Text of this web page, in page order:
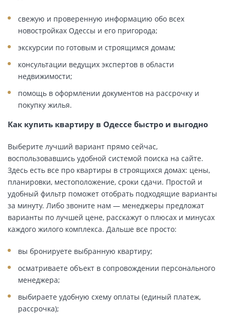
свежую и проверенную информацию обо всех
новостройках Одессы и его пригорода;
экскурсии по готовым и строящимся домам;
консультации ведущих экспертов в области
недвижимости;
помощь в оформлении документов на рассрочку и
покупку жилья.
Как купить квартиру в Одессе быстро и выгодно
Выберите лучший вариант прямо сейчас,
воспользовавшись удобной системой поиска на сайте.
Здесь есть все про квартиры в строящихся домах: цены,
планировки, местоположение, сроки сдачи. Простой и
удобный фильтр поможет отобрать подходящие варианты
за минуту. Либо звоните нам — менеджеры предложат
варианты по лучшей цене, расскажут о плюсах и минусах
каждого жилого комплекса. Дальше все просто:
вы бронируете выбранную квартиру;
осматриваете объект в сопровождении персонального
менеджера;
выбираете удобную схему оплаты (единый платеж,
рассрочка);